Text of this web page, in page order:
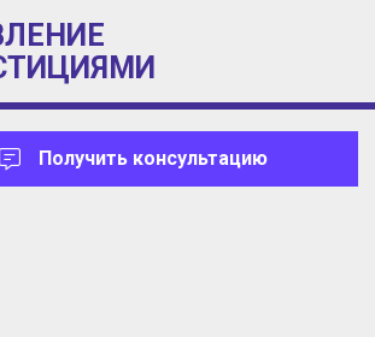
Получить консультацию